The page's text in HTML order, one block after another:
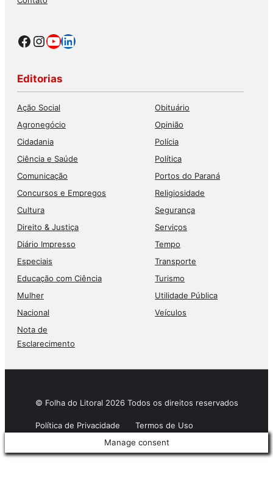
Facebook
Instagram
Youtube
LinkedIn
Editorias
Ação Social
Agronegócio
Cidadania
Ciência e Saúde
Comunicação
Concursos e Empregos
Cultura
Direito & Justiça
Diário Impresso
Especiais
Educação com Ciência
Mulher
Nacional
Nota de
Esclarecimento
Obituário
Opinião
Polícia
Política
Portos do Paraná
Religiosidade
Segurança
Serviços
Tempo
Transporte
Turismo
Utilidade Pública
Veículos
© Folha do Litoral 2026 Todos os direitos reservados
Política de Privacidade
Termos de Uso
Manage consent